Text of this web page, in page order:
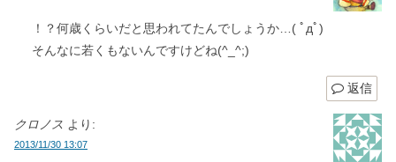
！？何歳くらいだと思われてたんでしょうか…( ﾟдﾟ)
そんなに若くもないんですけどね(^_^;)
返信
クロノス より:
2013/11/30 13:07